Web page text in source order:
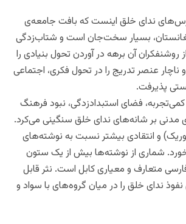
ندای خلق اینست که بافت جامعه‌ی
بسیار سخت‌جان است و شتاب‌زدگی
روشنفکران آن برهه در آوردن تحول بنیادی را
و ناچار عنصر تدریج را در تحول فکری، اجتماعی
پذیرفت.
کمی‌تجربه، فضای استبدادزدگی، نبود فرهنگ
مدنی بر شانه‌های ندای خلق سنگینی می‌کرد.
و انتقادی بیشتر نسبت به نوشته‌های
شماری از نوشته‌ها بیش از یک ستون
متعارف و معیاری کابل است. نثر قابل
ندای خلق را در میان گروه‌های با سواد و